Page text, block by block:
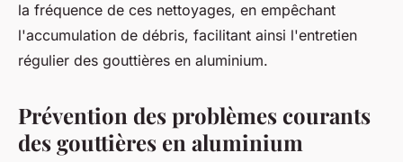
la fréquence de ces nettoyages, en empêchant
l'accumulation de débris, facilitant ainsi l'entretien
régulier des gouttières en aluminium.
Prévention des problèmes courants
des gouttières en aluminium